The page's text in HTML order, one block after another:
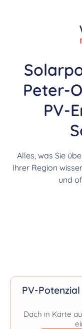
Peter-
PV-
Alles, was Sie
Ihrer Region
und
PV-
Dach in Karte